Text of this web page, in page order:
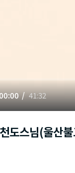
41:32
도스님(울산